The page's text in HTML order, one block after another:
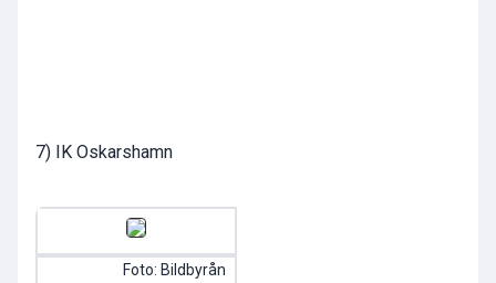
7) IK Oskarshamn
Foto: Bildbyrån